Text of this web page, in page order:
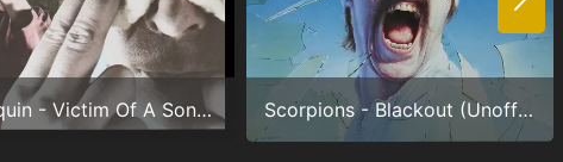
ВОЙТИ
Регистрация
Harlequin - Victim Of A Song (24/96.0) Scorpions - Blackout (Unofficial) (24/96.0)